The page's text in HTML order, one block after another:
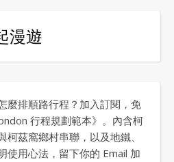
漫遊
麼排順路行程？加入訂閱，免
行程規劃範本》。內含柯
茲窩鄉村串聯，以及地鐵、
使用心法，留下你的 Email 加